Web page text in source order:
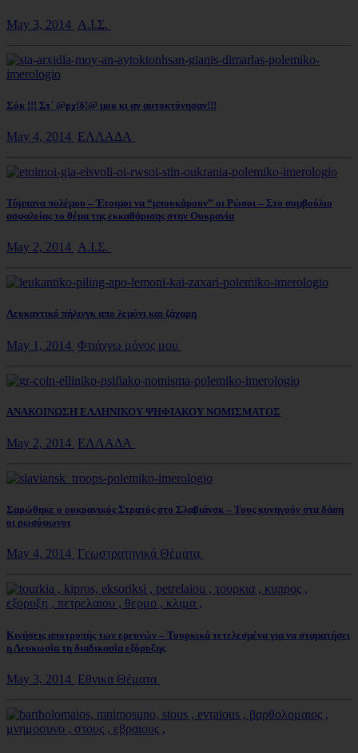
May 3, 2014 Α.Ι.Σ.
Σόκ !!! Στ΄ @ρχ!δ!@ μου κι αν αυτοκτόνησαν!!!
May 4, 2014 ΕΛΛΑΔΑ
Τύμπανα πολέμου – Έτοιμοι να “μπουκάρουν” οι Ρώσοι – Στο συμβούλιο
ασφαλείας το θέμα της εκκαθάρισης στην Ουκρανία
May 2, 2014 Α.Ι.Σ.
Λευκαντικό πήλινγκ απο λεμόνι και ζάχαρη
May 1, 2014 Φτιάχνω μόνος μου
ΑΝΑΚΟΙΝΩΣΗ ΕΛΛΗΝΙΚΟΥ ΨΗΦΙΑΚΟΥ ΝΟΜΙΣΜΑΤΟΣ
May 2, 2014 ΕΛΛΑΔΑ
Σαρώθηκε ο ουκρανικός Στρατός στο Σλαβιάνσκ – Τους κυνηγούν στα δάση
οι ρωσόφωνοι
May 4, 2014 Γεωστρατηγικά Θέματα
Κινήσεις αποτροπής των ερευνών – Τουρκικά τετελεσμένα για να σταματήσει
η Λευκωσία τη διαδικασία εξόρυξης
May 3, 2014 Εθνικα Θέματα